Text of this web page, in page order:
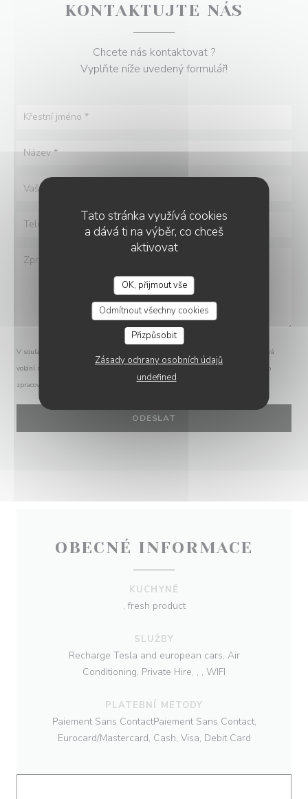
Tato stránka využívá cookies
a dává ti na výběr, co chceš
aktivovat
OK, přijmout vše
Odmítnout všechny cookies
Přizpůsobit
Zásady ochrany osobních údajů
undefined
KONTAKTUJTE NÁS
Chcete nás kontaktovat ?
Vyplňte níže uvedený formulář!
V souladu se zákonem o ochraně spotřebitele máte právo odmítnout marketingová
volání registrací v Robinsonově seznamu:
. Pro více informací o
zpracování vašich údajů si přečtěte naše
OBECNÉ INFORMACE
KUCHYNĚ
, fresh product
SLUŽBY
Recharge Tesla and european cars, Air
Conditioning, Private Hire, , , WIFI
PLATEBNÍ METODY
Paiement Sans ContactPaiement Sans Contact,
Eurocard/Mastercard, Cash, Visa, Debit Card
RESTAURANT DRAKKAR